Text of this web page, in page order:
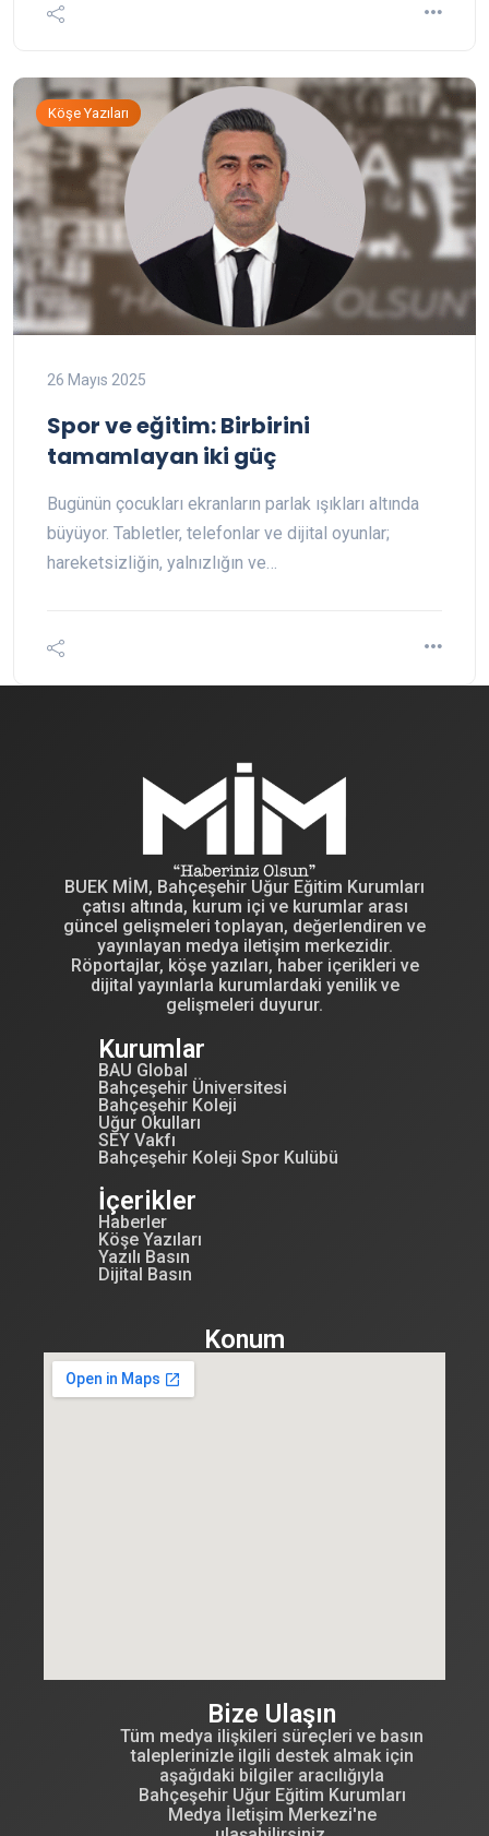
Köşe Yazıları
26 Mayıs 2025
Spor ve eğitim: Birbirini
tamamlayan iki güç
Bugünün çocukları ekranların parlak ışıkları altında
büyüyor. Tabletler, telefonlar ve dijital oyunlar;
hareketsizliğin, yalnızlığın ve…
BUEK MİM, Bahçeşehir Uğur Eğitim Kurumları
çatısı altında, kurum içi ve kurumlar arası
güncel gelişmeleri toplayan, değerlendiren ve
yayınlayan medya iletişim merkezidir.
Röportajlar, köşe yazıları, haber içerikleri ve
dijital yayınlarla kurumlardaki yenilik ve
gelişmeleri duyurur.
Kurumlar
BAU Global
Bahçeşehir Üniversitesi
Bahçeşehir Koleji
Uğur Okulları
SEY Vakfı
Bahçeşehir Koleji Spor Kulübü
İçerikler
Haberler
Köşe Yazıları
Yazılı Basın
Dijital Basın
Konum
Bize Ulaşın
Tüm medya ilişkileri süreçleri ve basın
taleplerinizle ilgili destek almak için
aşağıdaki bilgiler aracılığıyla
Bahçeşehir Uğur Eğitim Kurumları
Medya İletişim Merkezi'ne